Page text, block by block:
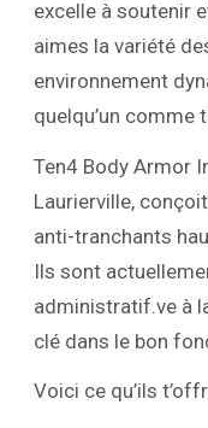
excelle à soutenir
aimes la variété
environnement
quelqu’un comme
Ten4 Body Armor
Laurierville,
anti-tranchants
Ils sont
administratif.ve à
clé dans le bon
Voici ce qu’ils